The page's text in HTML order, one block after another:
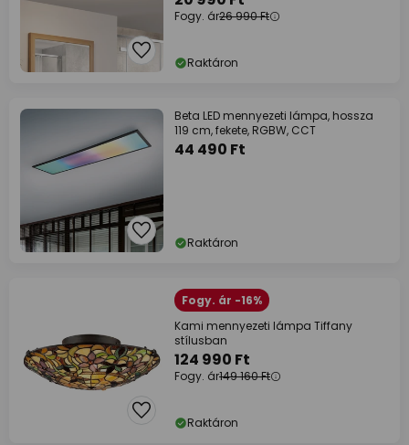
Fogy. ár26 990 Ft
Raktáron
Beta LED mennyezeti lámpa, hossza
119 cm, fekete, RGBW, CCT
44 490 Ft
Raktáron
Fogy. ár -16%
Kami mennyezeti lámpa Tiffany
stílusban
124 990 Ft
Fogy. ár149 160 Ft
Raktáron